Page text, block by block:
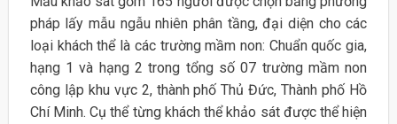
pháp lấy mẫu ngẫu nhiên phân tầng, đại diện cho các
loại khách thể là các trường mầm non: Chuẩn quốc gia,
hạng 1 và hạng 2 trong tổng số 07 trường mầm non
công lập khu vực 2, thành phố Thủ Đức, Thành phố Hồ
Chí Minh. Cụ thể từng khách thể khảo sát được thể hiện